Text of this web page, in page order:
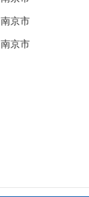
南京市
南京市